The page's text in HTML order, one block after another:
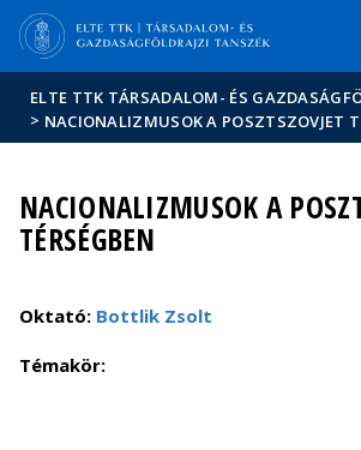
Hírek
Események
ELTE a
sajtóban
ELTE TTK TÁRSADALOM- ÉS
> NACIONALIZMUSOK A POSZTSZOVJET
NACIONALIZMUSOK A
TÉRSÉGBEN
Oktató: Bottlik Zsolt
Témakör: